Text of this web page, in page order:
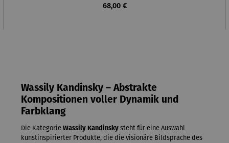
Regulärer Preis:
68,00 €
Wassily Kandinsky – Abstrakte
Kompositionen voller Dynamik und
Farbklang
Die Kategorie Wassily Kandinsky steht für eine Auswahl
kunstinspirierter Produkte, die die visionäre Bildsprache des